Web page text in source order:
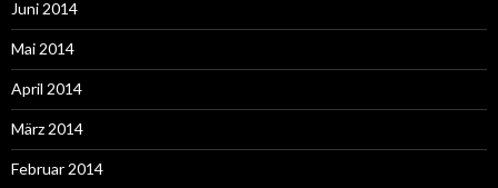
Juni 2014
Mai 2014
April 2014
März 2014
Februar 2014